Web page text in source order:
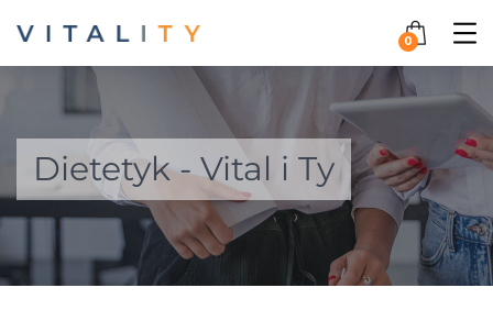
0
Dietetyk - Vital i Ty